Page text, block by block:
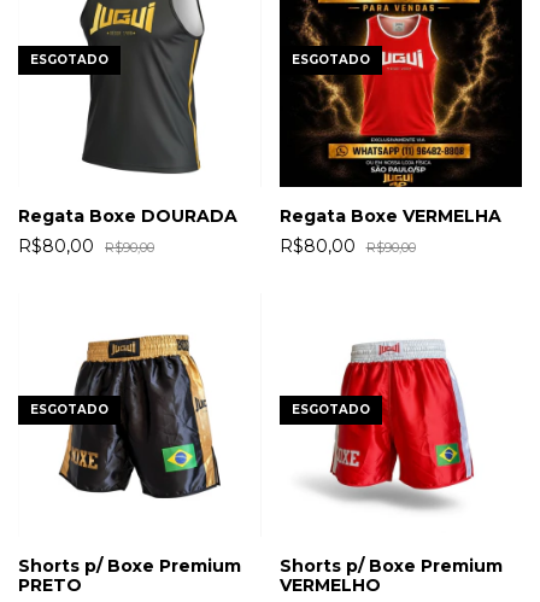
ESGOTADO
Regata Boxe DOURADA
R$80,00
R$90,00
ESGOTADO
Regata Boxe VERMELHA
R$80,00
R$90,00
ESGOTADO
Shorts p/ Boxe Premium
PRETO
ESGOTADO
Shorts p/ Boxe Premium
VERMELHO